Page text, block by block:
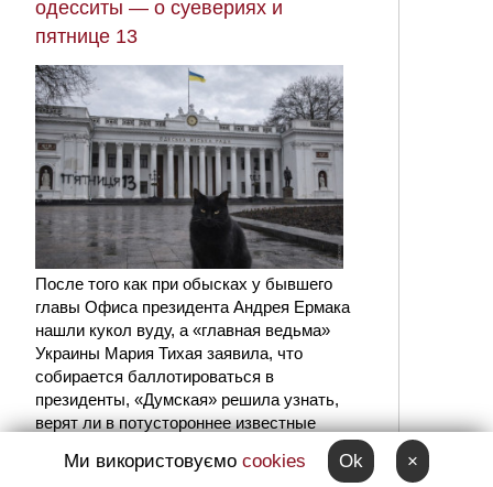
одесситы — о суевериях и
пятнице 13
После того как при обысках у бывшего
главы Офиса президента Андрея Ермака
нашли кукол вуду, а «главная ведьма»
Украины Мария Тихая заявила, что
собирается баллотироваться в
президенты, «Думская» решила узнать,
верят ли в потустороннее известные
Ми використовуємо cookies Ok ×